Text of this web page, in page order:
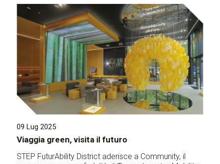
09 Lug 2025
Viaggia green, visita il futuro
STEP FuturAbility District aderisce a Community, il